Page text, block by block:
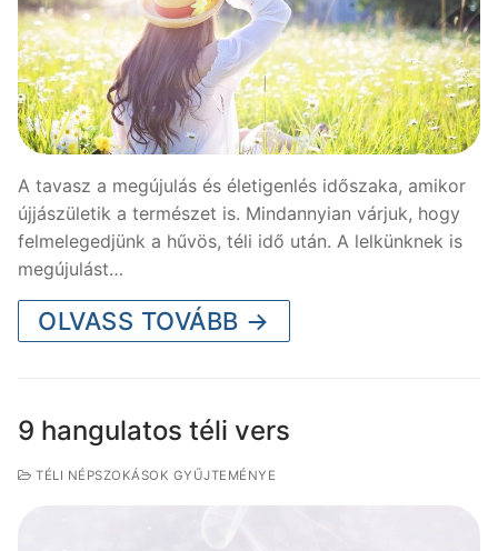
A tavasz a megújulás és életigenlés időszaka, amikor
újjászületik a természet is. Mindannyian várjuk, hogy
felmelegedjünk a hűvös, téli idő után. A lelkünknek is
megújulást…
OLVASS TOVÁBB →
9 hangulatos téli vers
TÉLI NÉPSZOKÁSOK GYŰJTEMÉNYE